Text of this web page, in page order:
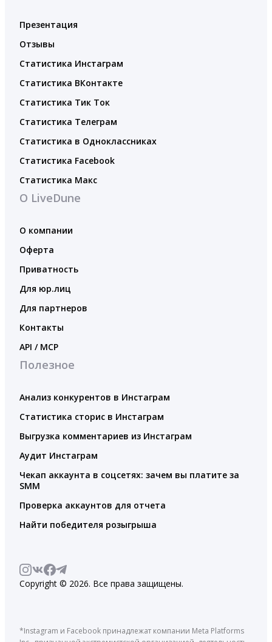
Презентация
Отзывы
Статистика Инстаграм
Статистика ВКонтакте
Статистика Тик Ток
Статистика Телеграм
Статистика в Одноклассниках
Статистика Facebook
Статистика Макс
О LiveDune
О компании
Оферта
Приватность
Для юр.лиц
Для партнеров
Контакты
API / MCP
Полезное
Анализ конкурентов в Инстаграм
Статистика сторис в Инстаграм
Выгрузка комментариев из Инстаграм
Аудит Инстаграм
Чекап аккаунта в соцсетях: зачем вы платите за
SMM
Проверка аккаунтов для отчета
Найти победителя розыгрыша
Copyright © 2026. Все права защищены.
*Instagram и Facebook принадлежат компании Meta Platforms